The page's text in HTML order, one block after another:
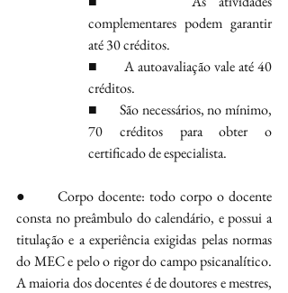
complementares podem garantir
até 30 créditos.
■       A autoavaliação vale até 40
créditos.
■       São necessários, no mínimo,
70 créditos para obter o
certificado de especialista.
●       Corpo docente: todo corpo o docente
consta no preâmbulo do calendário, e possui a
titulação e a experiência exigidas pelas normas
do MEC e pelo o rigor do campo psicanalítico.
A maioria dos docentes é de doutores e mestres,